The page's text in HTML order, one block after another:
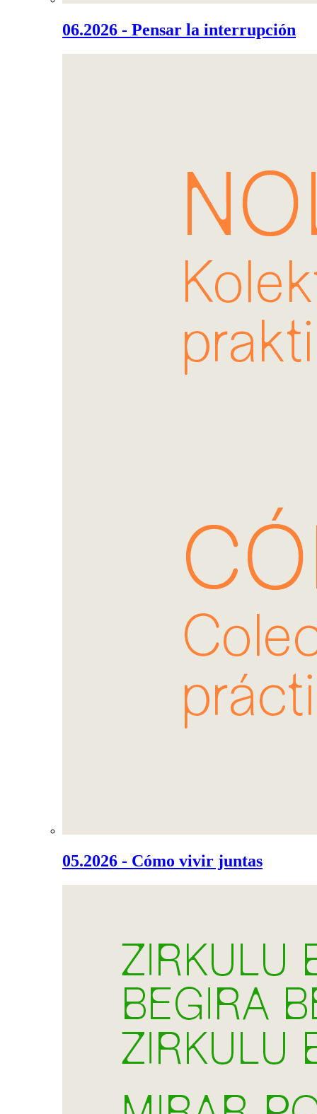
06.2026 - Pensar la interrupción
05.2026 - Cómo vivir juntas